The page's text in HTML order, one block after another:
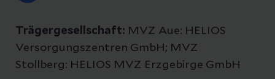
Trägergesellschaft: MVZ Aue: HELIOS
Versorgungszentren GmbH; MVZ
Stollberg: HELIOS MVZ Erzgebirge GmbH